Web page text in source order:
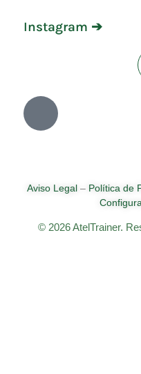
Instagram ➔
Aviso Legal – Política de
© 2026 AtelTrainer.